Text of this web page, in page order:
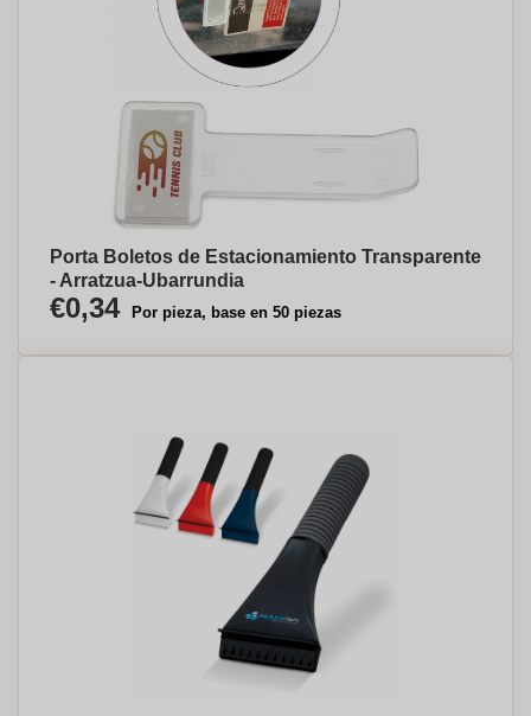
Porta Boletos de Estacionamiento Transparente
- Arratzua-Ubarrundia
€0,34 Por pieza, base en 50 piezas